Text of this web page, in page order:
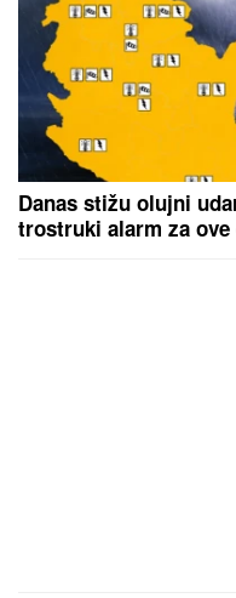
Danas stižu olujni
trostruki alarm za